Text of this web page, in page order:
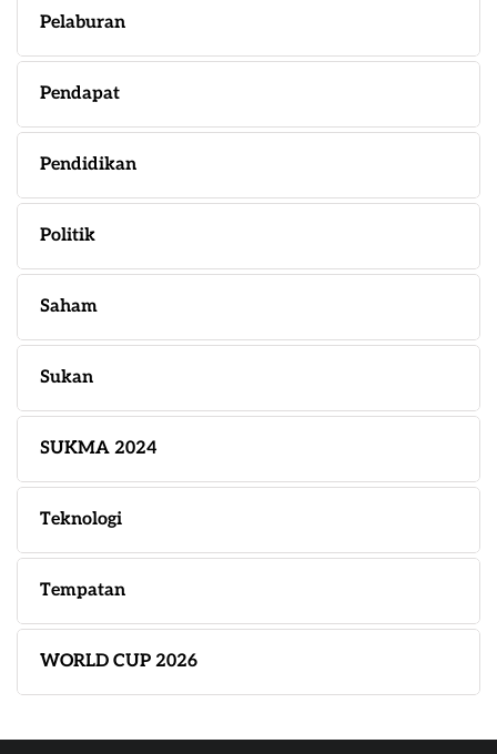
Pelaburan
Pendapat
Pendidikan
Politik
Saham
Sukan
SUKMA 2024
Teknologi
Tempatan
WORLD CUP 2026